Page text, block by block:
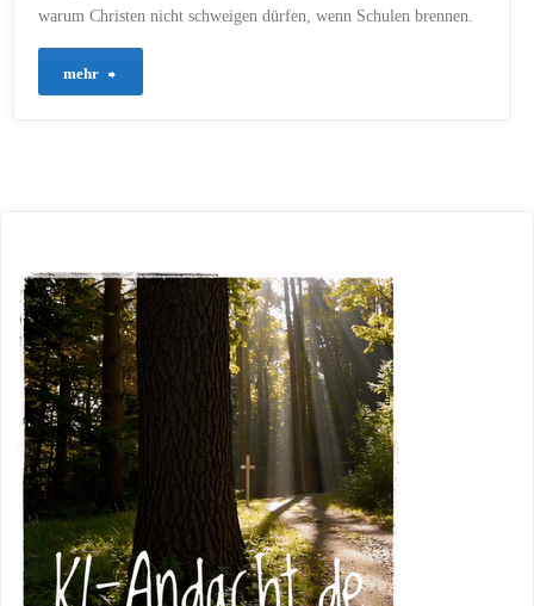
warum Christen nicht schweigen dürfen, wenn Schulen brennen.
mehr
Seele"